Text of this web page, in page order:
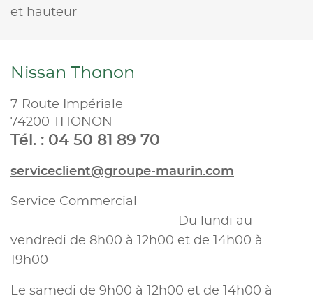
et hauteur
Nissan Thonon
7 Route Impériale
74200 THONON
Tél. : 04 50 81 89 70
serviceclient@groupe-maurin.com
Service Commercial
Du lundi au
vendredi de 8h00 à 12h00 et de 14h00 à
19h00
Le samedi de 9h00 à 12h00 et de 14h00 à